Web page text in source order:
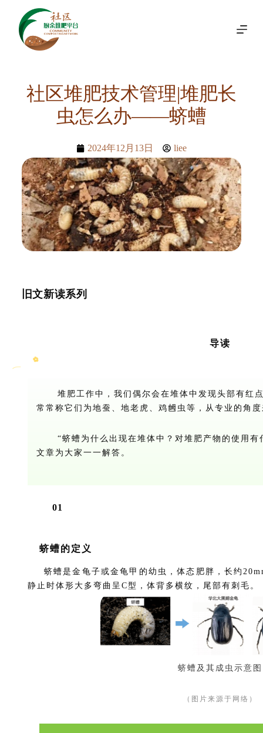
跳
过
社区堆肥技术管理|堆肥长
虫怎么办——蛴螬
2024年12月13日 liee
旧文新读系列
导读
堆肥工作中，我们偶尔会在堆体中发现头部有红点
常常称它们为地蚕、地老虎、鸡乸虫等，从专业的角
“蛴螬为什么出现在堆体中？对堆肥产物的使用有
文章为大家一一解答。
01
蛴螬的定义
蛴螬是金龟子或金龟甲的幼虫，体态肥胖，长约
静止时体形大多弯曲呈C型，体背多横纹，尾部有刺毛。
蛴螬及其成虫示意图
（图片来源于网络）